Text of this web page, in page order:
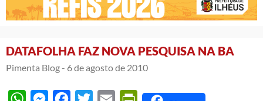
DATAFOLHA FAZ NOVA PESQUISA NA BA
Pimenta Blog - 6 de agosto de 2010
WhatsAppMessengerFacebook
Twitter Email PrintFriendly